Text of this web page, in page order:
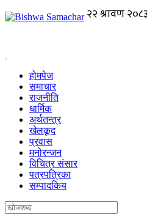
होमपेज
समाचार
राजनीति
धार्मिक
अर्थतन्त्र
खेलकूद
प्रवास
मनोरन्जन
विचित्र संसार
पत्रपत्रिका
सम्पादकिय